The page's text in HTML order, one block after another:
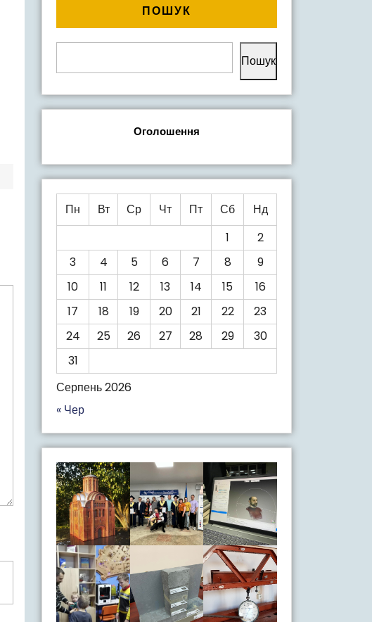
Наступний
ПОШУК
Пошук
Оголошення
Серпень 2026
Пн Вт Ср Чт Пт Сб
Нд
1
2
3
4 5 6 7 8
9
10
11 12 13 14 15
16
17
18 19 20 21 22
23
24
25 26 27 28 29
30
31
« Чер